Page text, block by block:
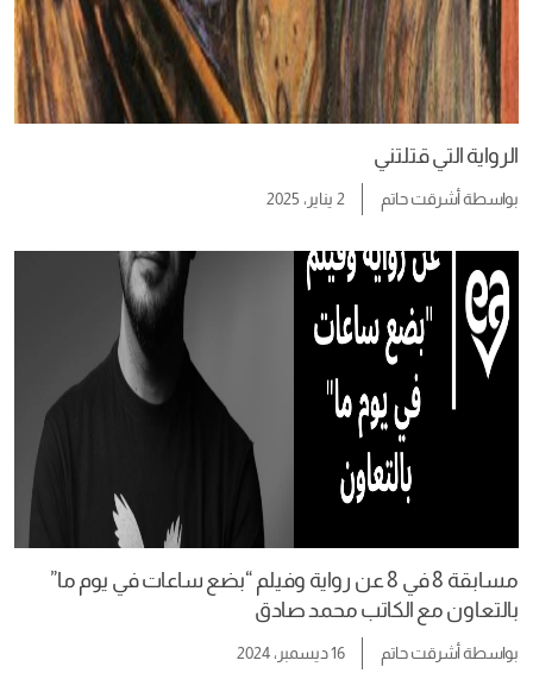
الرواية التي قتلتني
بواسطةأشرقت حاتم 2 يناير، 2025
مسابقة 8 في 8 عن رواية وفيلم “بضع ساعات في يوم ما”
بالتعاون مع الكاتب محمد صادق
بواسطةأشرقت حاتم 16 ديسمبر، 2024